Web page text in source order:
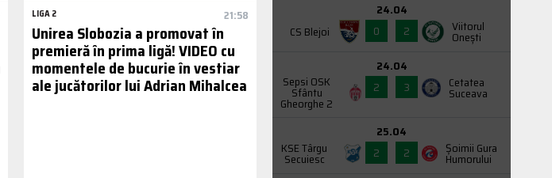
LIGA 2 21:58
Unirea Slobozia a promovat în
premieră în prima ligă! VIDEO cu
momentele de bucurie în vestiar
ale jucătorilor lui Adrian Mihalcea
CS Blejoi
24.04
0
2 Viitorul
Onești
Sepsi OSK
Sfântu
Gheorghe 2
24.04
2
3 Cetatea
Suceava
KSE Târgu
Secuiesc
25.04
2
2 Şoimii Gura
Humorului